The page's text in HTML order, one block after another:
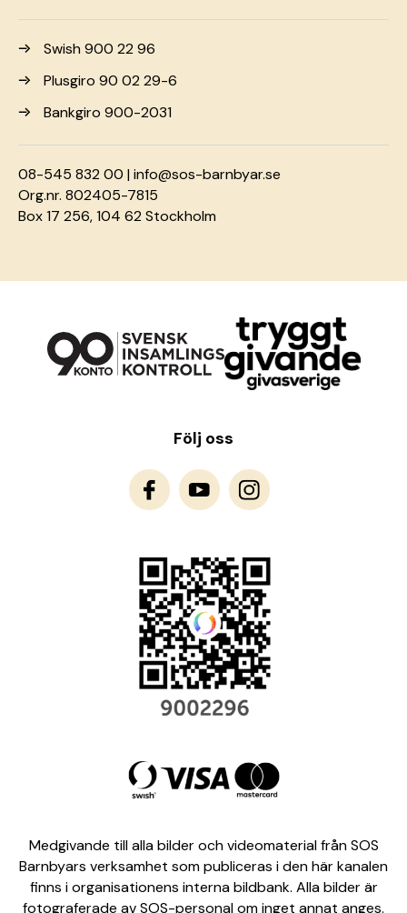
Swish 900 22 96
Plusgiro 90 02 29-6
Bankgiro 900-2031
08-545 832 00 |info@sos-barnbyar.se
Org.nr. 802405-7815
Box 17 256, 104 62 Stockholm
Följ oss
Medgivande till alla bilder och videomaterial från SOS
Barnbyars verksamhet som publiceras i den här kanalen
finns i organisationens interna bildbank. Alla bilder är
fotograferade av SOS-personal om inget annat anges.